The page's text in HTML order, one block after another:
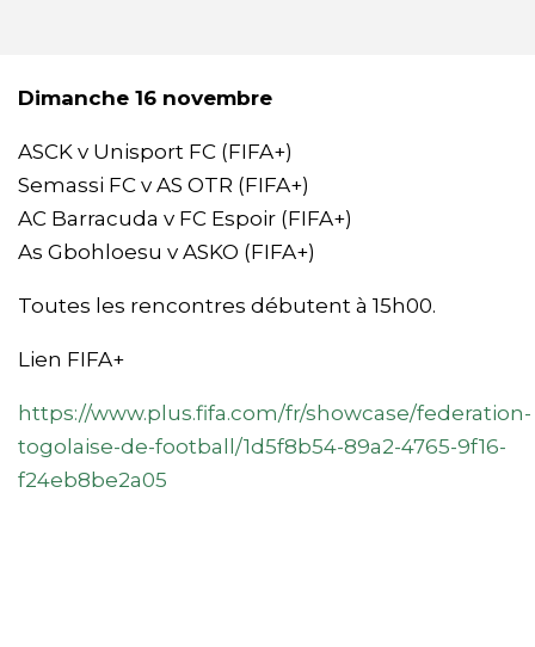
Dimanche 16 novembre
ASCK v Unisport FC (FIFA+)
Semassi FC v AS OTR (FIFA+)
AC Barracuda v FC Espoir (FIFA+)
As Gbohloesu v ASKO (FIFA+)
Toutes les rencontres débutent à 15h00.
Lien FIFA+
https://www.plus.fifa.com/fr/showcase/federation-
togolaise-de-football/1d5f8b54-89a2-4765-9f16-
f24eb8be2a05